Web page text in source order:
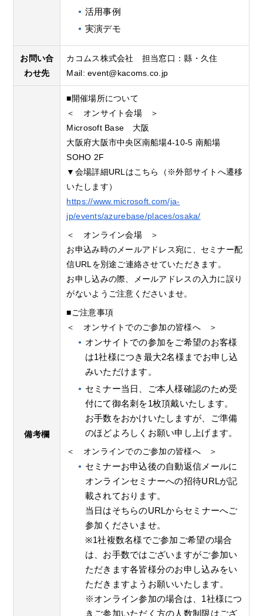
活用事例
実演デモ
お問い合
わせ先
カコムス株式会社 担当窓口：縣・久住
Mail:event@kacoms.co.jp
備考欄
■開催場所について
＜ オンサイト会場 ＞
Microsoft Base 大阪
大阪府大阪市中央区南船場4-10-5 南船場
SOHO 2F
▼会場詳細URLはこちら（※外部サイトへ遷移
いたします）
https://www.microsoft.com/ja-
jp/events/azurebase/places/osaka/
＜ オンライン会場 ＞
お申込み時のメールアドレス宛に、セミナー配
信URLを別途ご連絡させていただきます。
お申し込みの際、メールアドレスの入力に誤り
がないようご注意くださいませ。
■ご注意事項
＜ オンサイトでのご参加の皆様へ ＞
オンサイトでの参加をご希望のお客様
は1社様につき最大2名様までお申し込
みいただけます。
セミナー当日、ご本人様確認のため受
付にて御名刺を1枚頂戴いたします。
お手数をおかけいたしますが、ご準備
のほどよろしくお願い申し上げます。
＜ オンラインでのご参加の皆様へ ＞
セミナーお申込後の自動返信メールに
オンラインセミナーへの招待URLが記
載されております。
当日はそちらのURLからセミナーへご
参加くださいませ。
※1社複数名様でご参加ご希望の場合
は、お手数ではございますがご参加い
ただきます各皆様分のお申し込みをい
ただきますようお願いいたします。
※オンライン参加の場合は、1社様につ
きご参加いただく方の人数制限はござ